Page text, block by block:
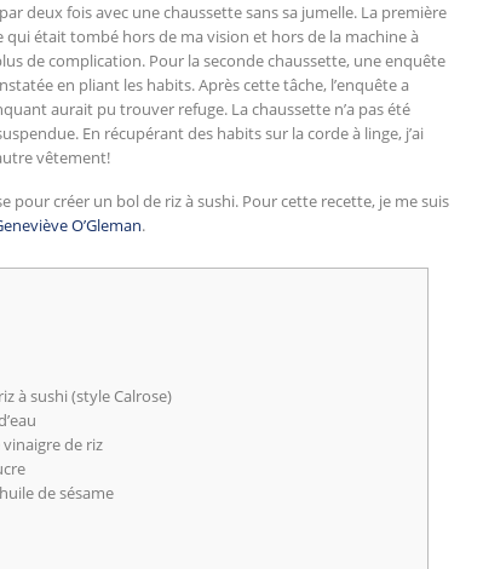
deux fois avec une chaussette sans sa jumelle. La première
était tombé hors de ma vision et hors de la machine à
de complication. Pour la seconde chaussette, une enquête
en pliant les habits. Après cette tâche, l’enquête a
aurait pu trouver refuge. La chaussette n’a pas été
En récupérant des habits sur la corde à linge, j’ai
vêtement!
pour créer un bol de riz à sushi. Pour cette recette, je me suis
O’Gleman.
à sushi (style Calrose)
de riz
de sésame